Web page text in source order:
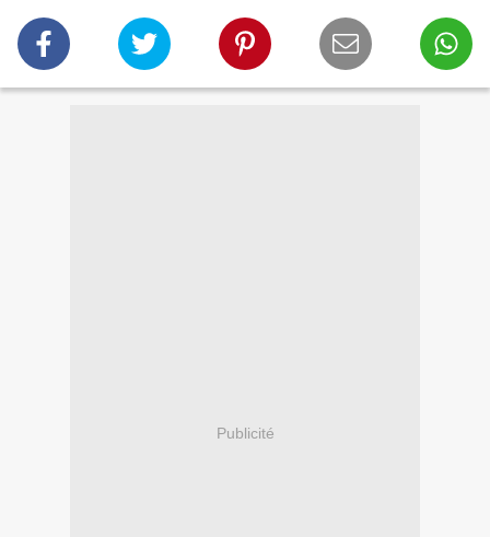
Publicité